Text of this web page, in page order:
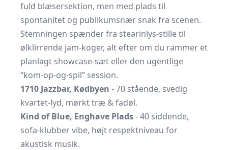
fuld blæsersektion, men med plads til
spontanitet og publikumsnær snak fra scenen.
Stemningen spænder fra stearinlys-stille til
ølklirrende jam-koger, alt efter om du rammer et
planlagt showcase-sæt eller den ugentlige
“kom-op-og-spil” session.
1710 Jazzbar, Kødbyen - 70 stående, svedig
kvartet-lyd, mørkt træ & fadøl.
Kind of Blue, Enghave Plads- 40 siddende,
sofa-klubber vibe, højt respektniveau for
akustisk musik.